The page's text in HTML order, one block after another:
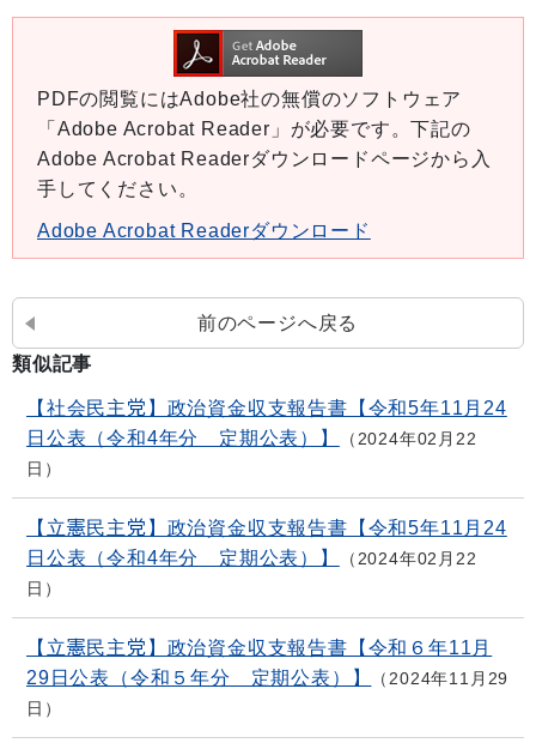
PDFの閲覧にはAdobe社の無償のソフトウェア
「Adobe Acrobat Reader」が必要です。下記の
Adobe Acrobat Readerダウンロードページから入
手してください。
Adobe Acrobat Readerダウンロード
前のページへ戻る
類似記事
【社会民主党】政治資金収支報告書【令和5年11月24
日公表（令和4年分 定期公表）】
2024年02月22
日
【立憲民主党】政治資金収支報告書【令和5年11月24
日公表（令和4年分 定期公表）】
2024年02月22
日
【立憲民主党】政治資金収支報告書【令和６年11月
29日公表（令和５年分 定期公表）】
2024年11月29
日